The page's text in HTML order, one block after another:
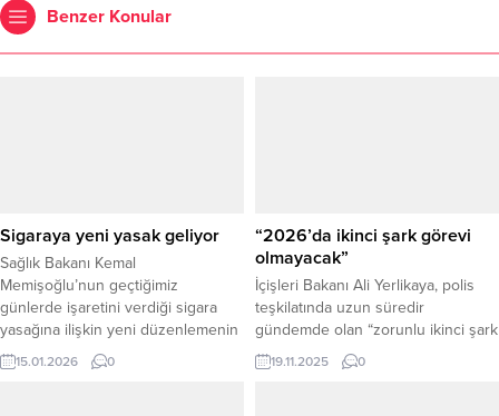
Benzer Konular
Sigaraya yeni yasak geliyor
Sağlık Bakanı Kemal
Memişoğlu’nun geçtiğimiz
günlerde işaretini verdiği sigara
yasağına ilişkin yeni düzenlemenin
detayları netleşmeye başladı.
Hazırlanan mevzuata göre,
15.01.2026 0
“2026’da ikinci şark görevi
olmayacak”
İçişleri Bakanı Ali Yerlikaya, polis
teşkilatında uzun süredir
gündemde olan “zorunlu ikinci şark
görevi” uygulamasının kaldırıldığını
açıkladı. Ankara’da düzenlenen 81 İl
19.11.2025 0